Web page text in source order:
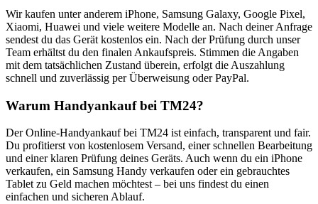
Wir kaufen unter anderem iPhone, Samsung Galaxy, Google Pixel,
Xiaomi, Huawei und viele weitere Modelle an. Nach deiner Anfrage
sendest du das Gerät kostenlos ein. Nach der Prüfung durch unser
Team erhältst du den finalen Ankaufspreis. Stimmen die Angaben
mit dem tatsächlichen Zustand überein, erfolgt die Auszahlung
schnell und zuverlässig per Überweisung oder PayPal.
Warum Handyankauf bei TM24?
Der Online-Handyankauf bei TM24 ist einfach, transparent und fair.
Du profitierst von kostenlosem Versand, einer schnellen Bearbeitung
und einer klaren Prüfung deines Geräts. Auch wenn du ein iPhone
verkaufen, ein Samsung Handy verkaufen oder ein gebrauchtes
Tablet zu Geld machen möchtest – bei uns findest du einen
einfachen und sicheren Ablauf.